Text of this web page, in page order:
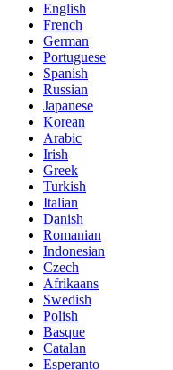
English
French
German
Portuguese
Spanish
Russian
Japanese
Korean
Arabic
Irish
Greek
Turkish
Italian
Danish
Romanian
Indonesian
Czech
Afrikaans
Swedish
Polish
Basque
Catalan
Esperanto